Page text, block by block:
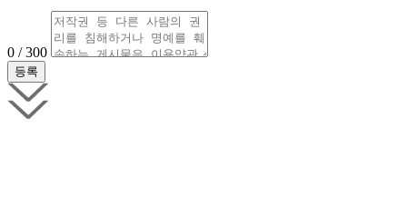
0 / 300